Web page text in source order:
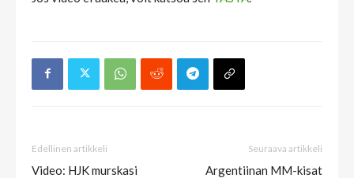
Edellinen artikkeli
Video: HJK murskasi
Seuraava artikkeli
Argentiinan MM-kisat